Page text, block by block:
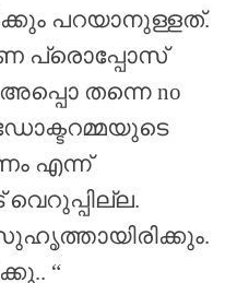
പറയാനുള്ളത്.
പ്രൊപ്പോസ്
തന്നെ no
എന്ന്
“